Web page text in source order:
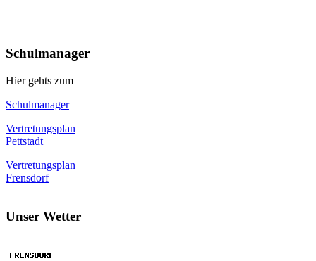
Schulmanager
Hier gehts zum
Schulmanager
Vertretungsplan
Pettstadt
Vertretungsplan
Frensdorf
Unser Wetter